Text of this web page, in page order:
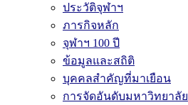
ประวัติจุฬาฯ
ภารกิจหลัก
จุฬาฯ 100 ปี
ข้อมูลและสถิติ
บุคคลสำคัญที่มาเยือน
การจัดอันดับมหาวิทยาลัย